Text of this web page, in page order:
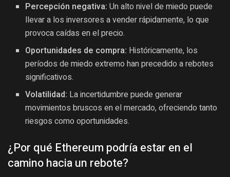
Percepción negativa: Un alto nivel de miedo puede
llevar a los inversores a vender rápidamente, lo que
provoca caídas en el precio.
Oportunidades de compra: Históricamente, los
períodos de miedo extremo han precedido a rebotes
significativos.
Volatilidad: La incertidumbre puede generar
movimientos bruscos en el mercado, ofreciendo tanto
riesgos como oportunidades.
¿Por qué Ethereum podría estar en el
camino hacia un rebote?